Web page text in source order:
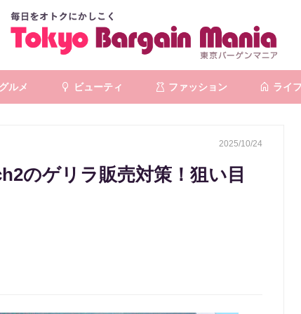
グルメ ビューティ ファッション ライフ
2025/10/24
のゲリラ販売対策！狙い目